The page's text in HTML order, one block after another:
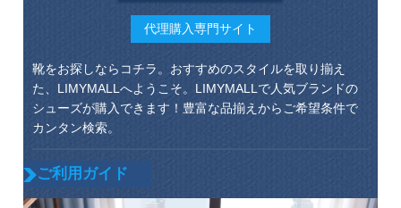
代理購入専門サイト
靴をお探しならコチラ。おすすめのスタイルを取り揃え
た、LIMYMALLへようこそ。LIMYMALLで人気ブランドの
シューズが購入できます！豊富な品揃えからご希望条件で
カンタン検索。
ご利用ガイド